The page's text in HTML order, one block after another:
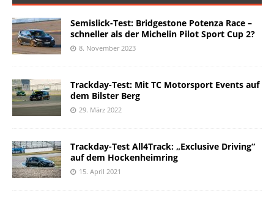
Semislick-Test: Bridgestone Potenza Race –
schneller als der Michelin Pilot Sport Cup 2?
8. November 2023
Trackday-Test: Mit TC Motorsport Events auf
dem Bilster Berg
29. März 2022
Trackday-Test All4Track: „Exclusive Driving“
auf dem Hockenheimring
15. April 2021